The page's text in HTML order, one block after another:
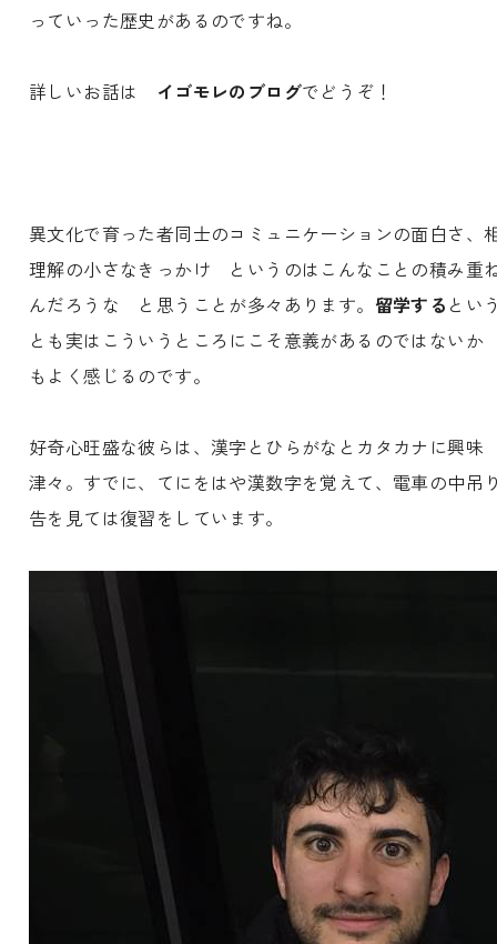
っていった歴史があるのですね。
詳しいお話は イゴモレのブログでどうぞ！
異文化で育った者同士のコミュニケーションの面白さ、
理解の小さなきっかけ というのはこんなことの積み重
んだろうな と思うことが多々あります。 留学する とい
とも実はこういうところにこそ意義があるのではない
もよく感じるのです。
好奇心旺盛な彼らは、漢字とひらがなとカタカナに興味
津々。すでに、てにをはや漢数字を覚えて、電車の中吊
告を見ては復習をしています。